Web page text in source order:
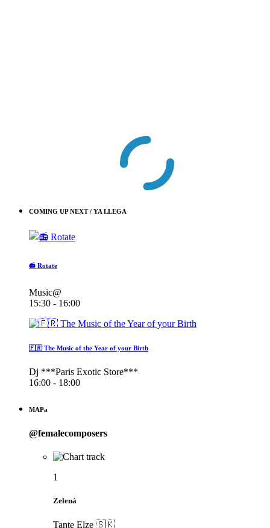
COMING UP NEXT / YA LLEGA
📻 Rotate
Music@
15:30 - 16:00
🇫🇷 The Music of the Year of your Birth
Dj ***Paris Exotic Store***
16:00 - 18:00
MAPa
@femalecomposers
1
Zelená
Tante Elze 🇸🇰